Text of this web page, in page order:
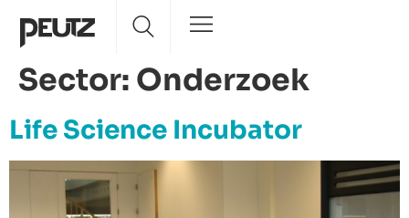
Sector: Onderzoek
Life Science Incubator